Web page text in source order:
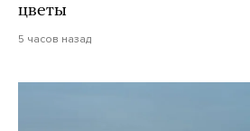
цветы
5 часов назад